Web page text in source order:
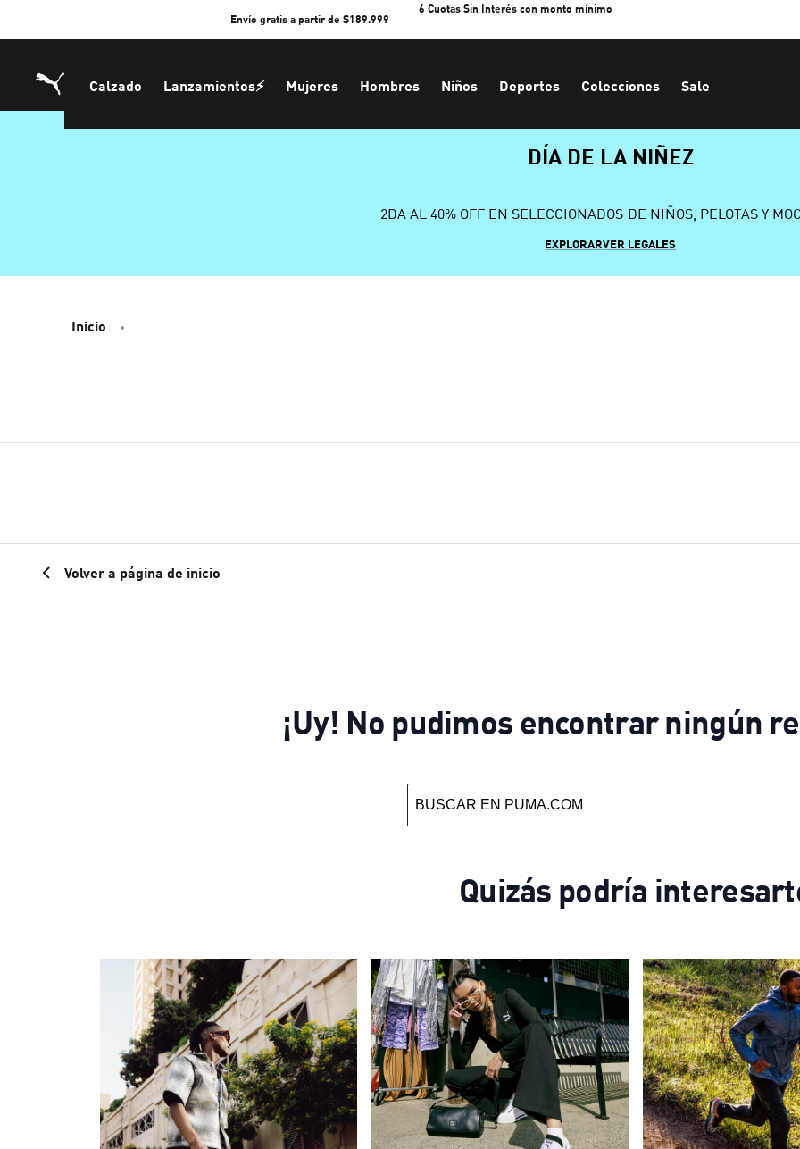
Envío gratis a partir de $189.999
6 Cuotas Sin Interés con monto mínimo
Calzado Lanzamientos⚡ Mujeres Hombres Niños Deportes Colecciones Sale
DÍA DE LA NIÑEZ
2DA AL 40% OFF EN SELECCIONADOS DE NIÑOS, PELOTAS Y
EXPLORARVER LEGALES
Inicio
Volver a página de inicio
¡Uy! No pudimos encontrar ningún
Quizás podría